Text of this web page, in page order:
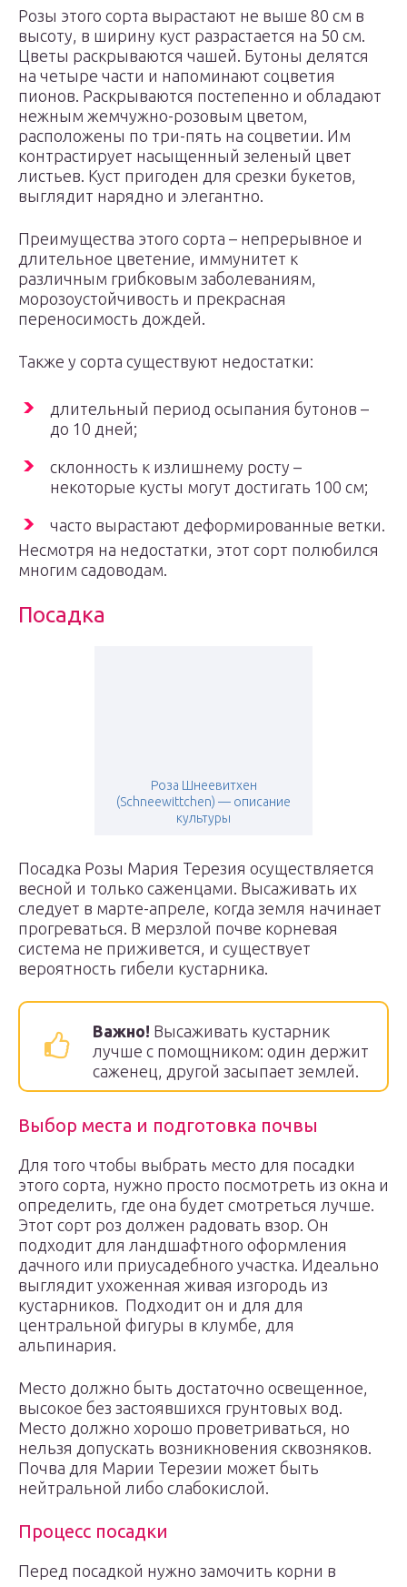
Розы этого сорта вырастают не выше 80 см в
высоту, в ширину куст разрастается на 50 см.
Цветы раскрываются чашей. Бутоны делятся
на четыре части и напоминают соцветия
пионов. Раскрываются постепенно и обладают
нежным жемчужно-розовым цветом,
расположены по три-пять на соцветии. Им
контрастирует насыщенный зеленый цвет
листьев. Куст пригоден для срезки букетов,
выглядит нарядно и элегантно.
Преимущества этого сорта – непрерывное и
длительное цветение, иммунитет к
различным грибковым заболеваниям,
морозоустойчивость и прекрасная
переносимость дождей.
Также у сорта существуют недостатки:
длительный период осыпания бутонов –
до 10 дней;
склонность к излишнему росту –
некоторые кусты могут достигать 100 см;
часто вырастают деформированные ветки.
Несмотря на недостатки, этот сорт полюбился
многим садоводам.
Посадка
Роза Шнеевитхен
(Schneewittchen) — описание
культуры
Посадка Розы Мария Терезия осуществляется
весной и только саженцами. Высаживать их
следует в марте-апреле, когда земля начинает
прогреваться. В мерзлой почве корневая
система не приживется, и существует
вероятность гибели кустарника.
Важно! Высаживать кустарник
лучше с помощником: один держит
саженец, другой засыпает землей.
Выбор места и подготовка почвы
Для того чтобы выбрать место для посадки
этого сорта, нужно просто посмотреть из окна и
определить, где она будет смотреться лучше.
Этот сорт роз должен радовать взор. Он
подходит для ландшафтного оформления
дачного или приусадебного участка. Идеально
выглядит ухоженная живая изгородь из
кустарников. Подходит он и для для
центральной фигуры в клумбе, для
альпинария.
Место должно быть достаточно освещенное,
высокое без застоявшихся грунтовых вод.
Место должно хорошо проветриваться, но
нельзя допускать возникновения сквозняков.
Почва для Марии Терезии может быть
нейтральной либо слабокислой.
Процесс посадки
Перед посадкой нужно замочить корни в